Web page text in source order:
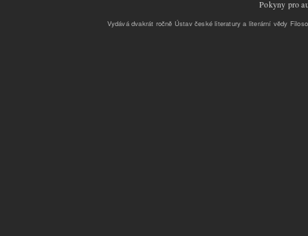
Pokyny pro
Vydává dvakrát ročně Ústav české literatury a literární vědy